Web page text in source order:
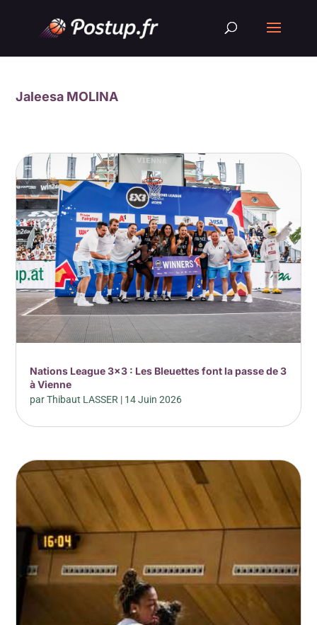
Jaleesa MOLINA
Nations League 3×3 : Les Bleuettes font la passe de 3
à Vienne
parThibaut LASSER | 14 Juin 2026